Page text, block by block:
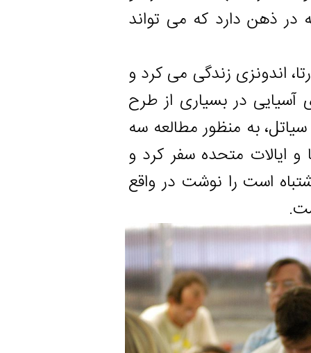
دارد که می تواند
زندگی می کرد و
در بسیاری از طرح
به منظور مطالعه سه
متحده سفر کرد و
است را نوشت در واقع